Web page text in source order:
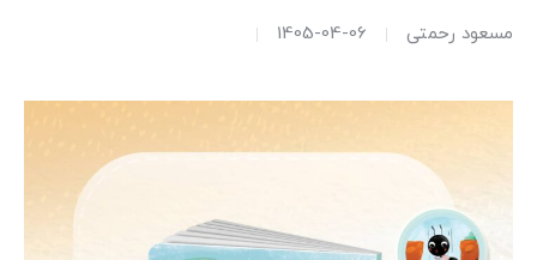
مسعود رحمتی 1405-04-06